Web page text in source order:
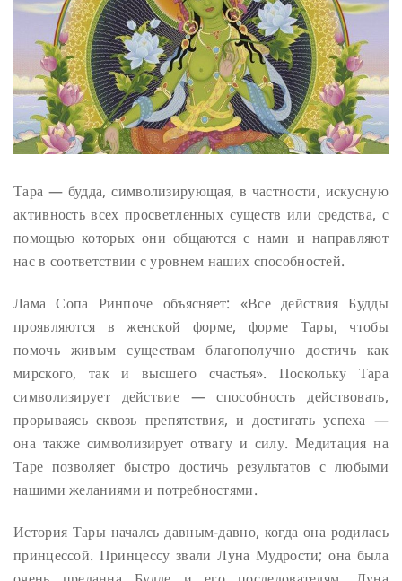
Тара — будда, символизирующая, в частности, искусную
активность всех просветленных существ или средства, с
помощью которых они общаются с нами и направляют
нас в соответствии с уровнем наших способностей.
Лама Сопа Ринпоче объясняет: «Все действия Будды
проявляются в женской форме, форме Тары, чтобы
помочь живым существам благополучно достичь как
мирского, так и высшего счастья». Поскольку Тара
символизирует действие — способность действовать,
прорываясь сквозь препятствия, и достигать успеха —
она также символизирует отвагу и силу. Медитация на
Таре позволяет быстро достичь результатов с любыми
нашими желаниями и потребностями.
История Тары началсь давным-давно, когда она родилась
принцессой. Принцессу звали Луна Мудрости; она была